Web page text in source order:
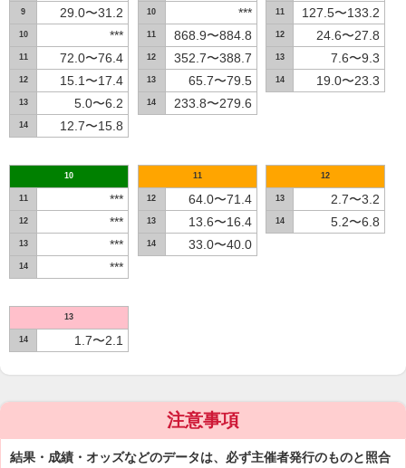
9 29.0〜31.2
10 ***
11 72.0〜76.4
12 15.1〜17.4
13 5.0〜6.2
14 12.7〜15.8
10 ***
11 868.9〜884.8
12 352.7〜388.7
13 65.7〜79.5
14 233.8〜279.6
11 127.5〜133.2
12 24.6〜27.8
13 7.6〜9.3
14 19.0〜23.3
10
11 ***
12 ***
13 ***
14 ***
11
12 64.0〜71.4
13 13.6〜16.4
14 33.0〜40.0
12
13 2.7〜3.2
14 5.2〜6.8
13
14 1.7〜2.1
注意事項
結果・成績・オッズなどのデータは、必ず主催者発行のものと照合